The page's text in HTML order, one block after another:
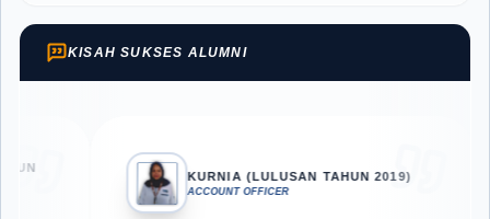
KISAH SUKSES ALUMNI
KURNIA (LULUSAN TAHUN 2019)
ACCOUNT OFFICER